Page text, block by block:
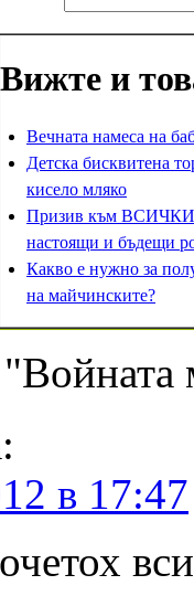
Вижте и
Вечната намеса на
Детска бисквитена
кисело мляко
Призив към
настоящи и бъдещи
Какво е нужно за
на майчинските?
в 17:47